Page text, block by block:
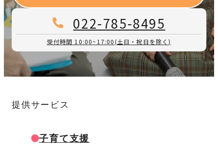
022-785-8495
受付時間 10:00~17:00(土日・祝日を除く)
提供サービス
子育て支援